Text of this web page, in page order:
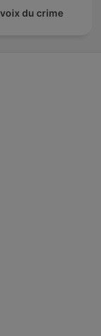
du crime